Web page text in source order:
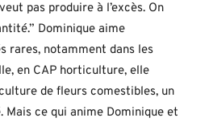
pas produire à l’excès. On
Dominique aime
rares, notamment dans les
en CAP horticulture, elle
de fleurs comestibles, un
ce qui anime Dominique et